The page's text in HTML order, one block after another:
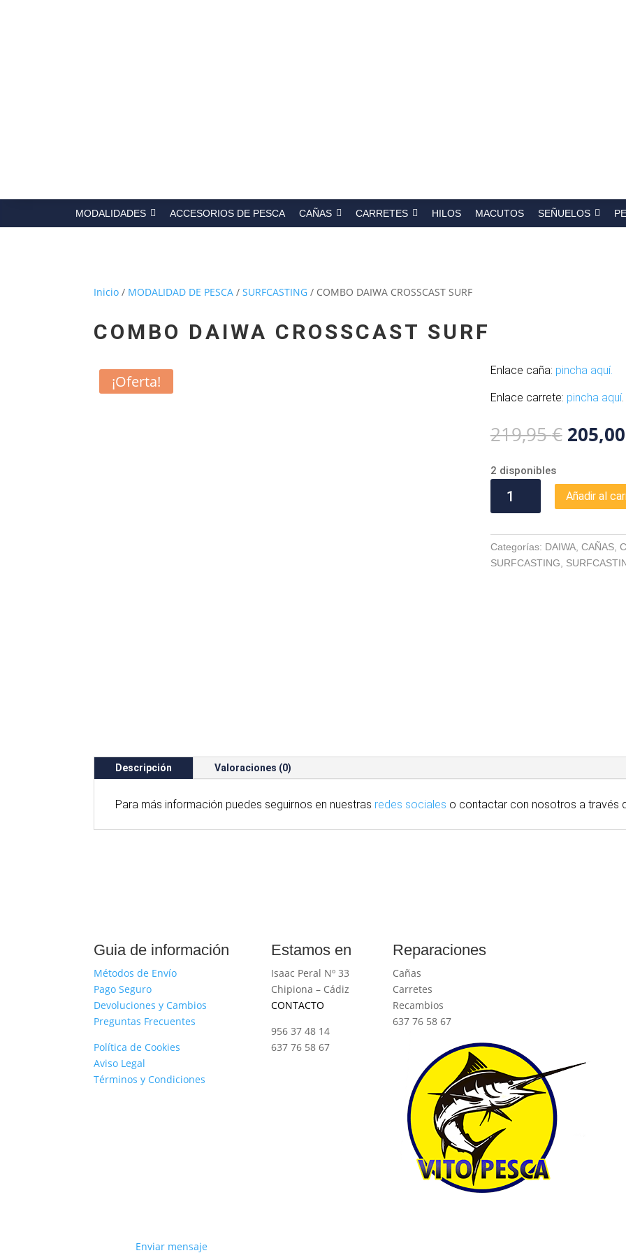
MODALIDADES ACCESORIOS DE PESCA CAÑAS CARRETES HILOS MACUTOS SEÑUELOS
Inicio / MODALIDAD DE PESCA /SURFCASTING / COMBO DAIWA CROSSCAST SURF
COMBO DAIWA CROSSCAST SURF
¡Oferta!
Enlace caña: pincha aquí.
Enlace carrete: pincha aquí.
219,95€ El
precio
era:
205,00
2 disponibles
DAIWA
SURF
cantidad
Añadir al
Categorías: DAIWA, CAÑAS,
SURFCASTING
Descripción Valoraciones (0)
Para más información puedes seguirnos en nuestras redes sociales o contactar con nosotros a través
Guia de información
Métodos de Envío
Pago Seguro
Devoluciones y Cambios
Preguntas Frecuentes
Política de Cookies
Aviso Legal
Términos y Condiciones
Estamos en
Isaac Peral Nº 33
Chipiona – Cádiz
CONTACTO
956 37 48 14
637 76 58 67
Reparaciones
Cañas
Carretes
Recambios
637 76 58 67
Enviar mensaje